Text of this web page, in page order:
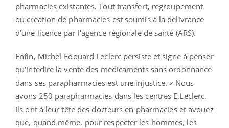
pharmacies existantes. Tout transfert, regroupement
ou création de pharmacies est soumis à la délivrance
d'une licence par l'agence régionale de santé (ARS).
Enfin, Michel-Edouard Leclerc persiste et signe à penser
qu'intedire la vente des médicaments sans ordonnance
dans ses parapharmacies est une injustice. « Nous
avons 250 parapharmacies dans les centres E.Leclerc.
Ils ont à leur tête des docteurs en pharmacies et avouez
que, quand même, pour respecter les hommes, les